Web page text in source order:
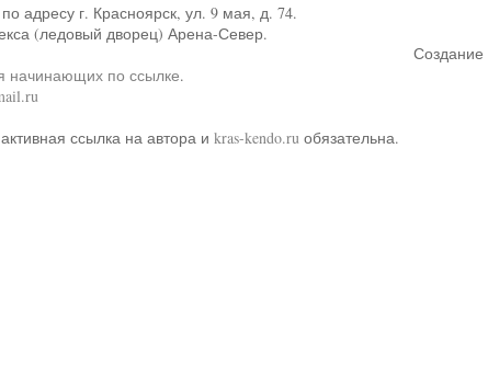
адресу г. Красноярск, ул. 9 мая, д. 74.
(ледовый дворец) Арена-Север.
начинающих по ссылке.
Создание
ссылка на автора и kras-kendo.ru обязательна.